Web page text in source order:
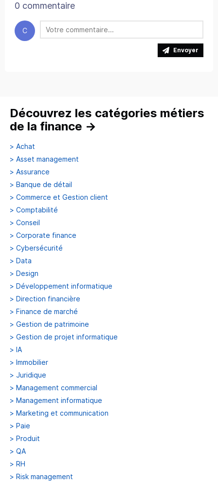
0 commentaire
C
Envoyer
Découvrez les catégories métiers
de la finance →
> Achat
> Asset management
> Assurance
> Banque de détail
> Commerce et Gestion client
> Comptabilité
> Conseil
> Corporate finance
> Cybersécurité
> Data
> Design
> Développement informatique
> Direction financière
> Finance de marché
> Gestion de patrimoine
> Gestion de projet informatique
> IA
> Immobilier
> Juridique
> Management commercial
> Management informatique
> Marketing et communication
> Paie
> Produit
> QA
> RH
> Risk management